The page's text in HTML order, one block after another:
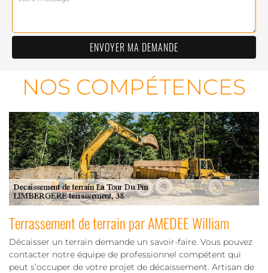
NOS COMPÉTENCES
Terrassement de terrain par AMEDEE William
Décaisser un terrain demande un savoir-faire. Vous pouvez
contacter notre équipe de professionnel compétent qui
peut s’occuper de votre projet de décaissement. Artisan de